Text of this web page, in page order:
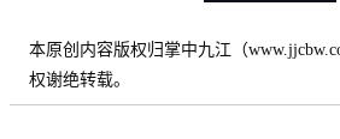
本原创内容版权归掌中九江（
权谢绝转载。